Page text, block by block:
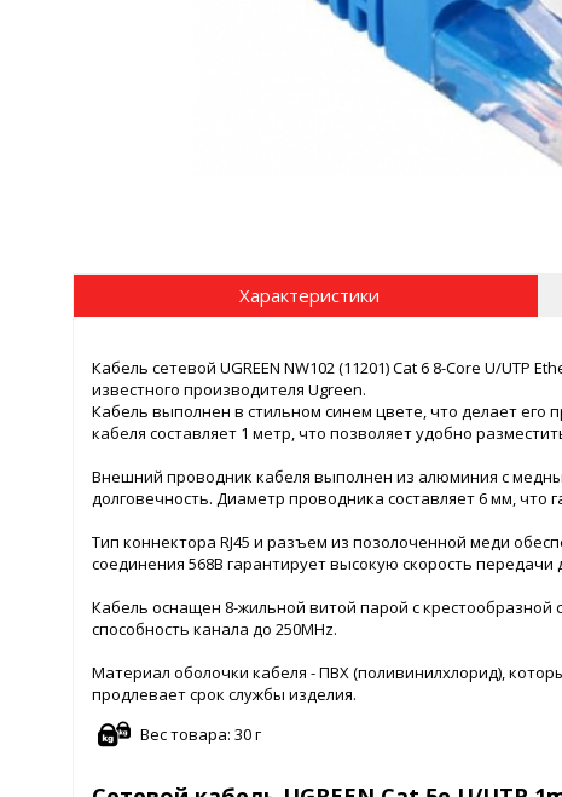
Характеристики
Кабель сетевой UGREEN NW102 (11201) Cat 6 8-Core U/UTP
известного производителя Ugreen.
Кабель выполнен в стильном синем цвете, что делает
кабеля составляет 1 метр, что позволяет удобно
Внешний проводник кабеля выполнен из алюминия с
долговечность. Диаметр проводника составляет 6 мм, что
Тип коннектора RJ45 и разъем из позолоченной меди
соединения 568B гарантирует высокую скорость передачи
Кабель оснащен 8-жильной витой парой с
способность канала до 250MHz.
Материал оболочки кабеля - ПВХ (поливинилхлорид),
продлевает срок службы изделия.
Вес товара: 30 г